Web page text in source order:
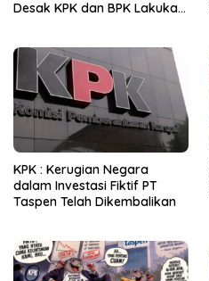
Desak KPK dan BPK Lakukan
KPK : Kerugian Negara
dalam Investasi Fiktif PT
Taspen Telah Dikembalikan